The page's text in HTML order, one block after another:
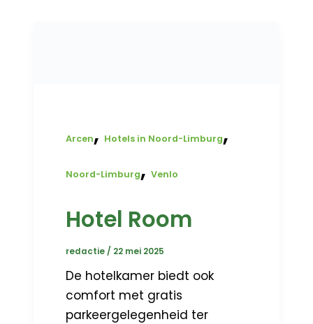
Arcen, Hotels in Noord-Limburg,
Noord-Limburg,Venlo
Hotel Room
redactie / 22 mei 2025
De hotelkamer biedt ook
comfort met gratis
parkeergelegenheid ter